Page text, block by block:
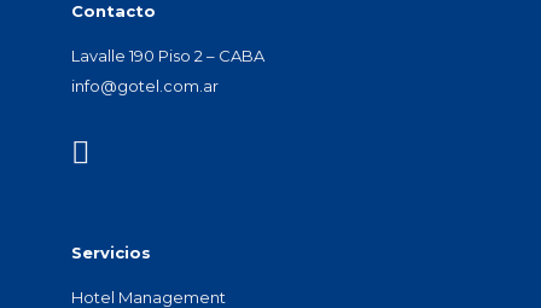
Contacto
Lavalle 190 Piso 2 – CABA
info@gotel.com.ar
Servicios
Hotel Management